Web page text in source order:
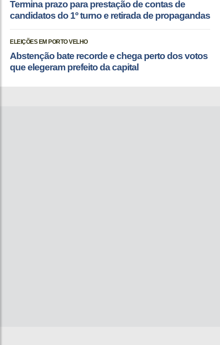
Termina prazo para prestação de contas de
candidatos do 1º turno e retirada de propagandas
ELEIÇÕES EM PORTO VELHO
Abstenção bate recorde e chega perto dos votos
que elegeram prefeito da capital